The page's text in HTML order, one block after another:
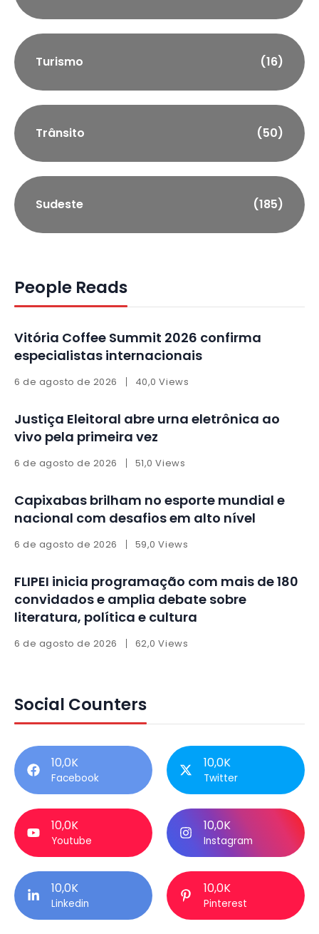
Turismo (16)
Trânsito (50)
Sudeste (185)
People Reads
Vitória Coffee Summit 2026 confirma
especialistas internacionais
6 de agosto de 2026 40,0 Views
Justiça Eleitoral abre urna eletrônica ao
vivo pela primeira vez
6 de agosto de 2026 51,0 Views
Capixabas brilham no esporte mundial e
nacional com desafios em alto nível
6 de agosto de 2026 59,0 Views
FLIPEI inicia programação com mais de 180
convidados e amplia debate sobre
literatura, política e cultura
6 de agosto de 2026 62,0 Views
Social Counters
10,0K
Facebook
10,0K
Twitter
10,0K
Youtube
10,0K
Instagram
10,0K
Linkedin
10,0K
Pinterest